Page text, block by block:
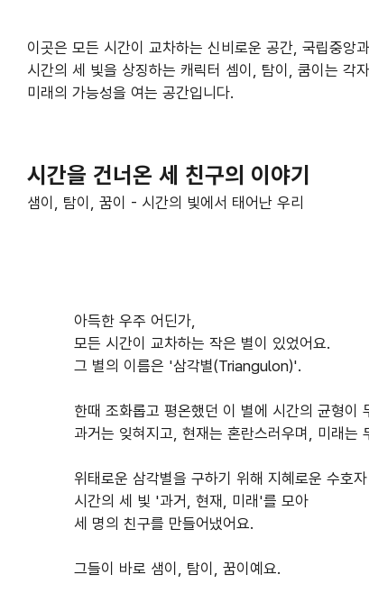
이곳은 모든 시간이 교차하는 신비로운 공간, 국립중앙
시간의 세 빛을 상징하는 캐릭터 셈이, 탐이, 쿰이는 각
미래의 가능성을 여는 공간입니다.
시간을 건너온 세 친구의 이야기
샘이, 탐이, 꿈이 - 시간의 빛에서 태어난 우리
아득한 우주 어딘가,
모든 시간이 교차하는 작은 별이 있었어요.
그 별의 이름은 '삼각별(Triangulon)'.
한때 조화롭고 평온했던 이 별에 시간의 균형이
과거는 잊혀지고, 현재는 혼란스러우며, 미래는
위태로운 삼각별을 구하기 위해 지혜로운 수호
시간의 세 빛 '과거, 현재, 미래'를 모아
세 명의 친구를 만들어냈어요.
그들이 바로 샘이, 탐이, 꿈이예요.